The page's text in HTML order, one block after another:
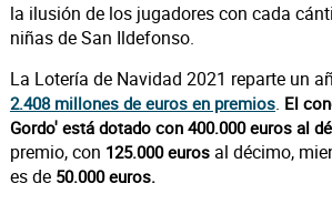
la ilusión de los jugadores con cada
niñas de San Ildefonso.
La Lotería de Navidad 2021 reparte un
2.408 millones de euros en premios. El
Gordo' está dotado con 400.000 euros al
premio, con 125.000 euros al décimo,
es de 50.000 euros.